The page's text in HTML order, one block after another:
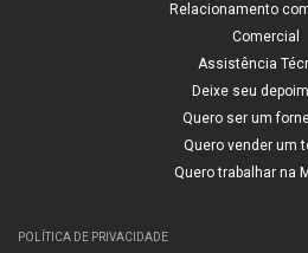
Relacionamento
Comercial
Assistência
Deixe seu
Quero ser um
Quero vender um
Quero trabalhar na
POLÍTICA DE PRIVACIDADE